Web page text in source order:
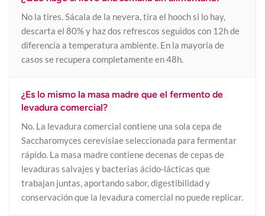
No la tires. Sácala de la nevera, tira el hooch si lo hay,
descarta el 80% y haz dos refrescos seguidos con 12h de
diferencia a temperatura ambiente. En la mayoría de
casos se recupera completamente en 48h.
¿Es lo mismo la masa madre que el fermento de
levadura comercial?
No. La levadura comercial contiene una sola cepa de
Saccharomyces cerevisiae seleccionada para fermentar
rápido. La masa madre contiene decenas de cepas de
levaduras salvajes y bacterias ácido-lácticas que
trabajan juntas, aportando sabor, digestibilidad y
conservación que la levadura comercial no puede replicar.